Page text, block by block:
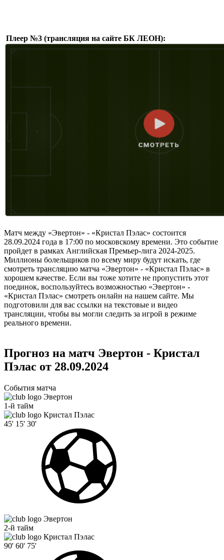
Плеер №3 (трансляция на сайте БК ЛЕОН):
Матч между «Эвертон» - «Кристал Пэлас» состоится
28.09.2024 года в 17:00 по московскому времени. Это событие
пройдет в рамках Английская Премьер-лига 2024-2025.
Миллионы болельщиков по всему миру будут искать, где
смотреть трансляцию матча «Эвертон» - «Кристал Пэлас» в
хорошем качестве. Если вы тоже хотите не пропустить этот
поединок, воспользуйтесь возможностью «Эвертон» -
«Кристал Пэлас» смотреть онлайн на нашем сайте. Мы
подготовили для вас ссылки на текстовые и видео
трансляции, чтобы вы могли следить за игрой в режиме
реального времени.
Прогноз на матч Эвертон - Кристал
Пэлас от 28.09.2024
События матча
Эвертон
1-й тайм
Кристал Пэлас
45' 15' 30'
Эвертон
2-й тайм
Кристал Пэлас
90' 60' 75'